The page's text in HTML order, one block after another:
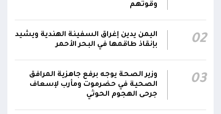
الكهرباء بالمخا
15:22
وزير الصحة: القصف الحوثي استهدف أحياءً سكنية
وقوتهم
02
اليمن يدين إغراق السفينة الهندية ويشيد
بإنقاذ طاقمها في البحر الأحمر
03
وزير الصحة يوجه برفع جاهزية المرافق
الصحية في حضرموت ومأرب لإسعاف
جرحى الهجوم الحوثي